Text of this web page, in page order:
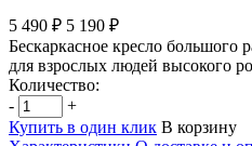
5 490 ₽ 5 190 ₽
Бескаркасное кресло большого
для взрослых людей высокого
Количество:
-
+
Купить в один клик В корзину